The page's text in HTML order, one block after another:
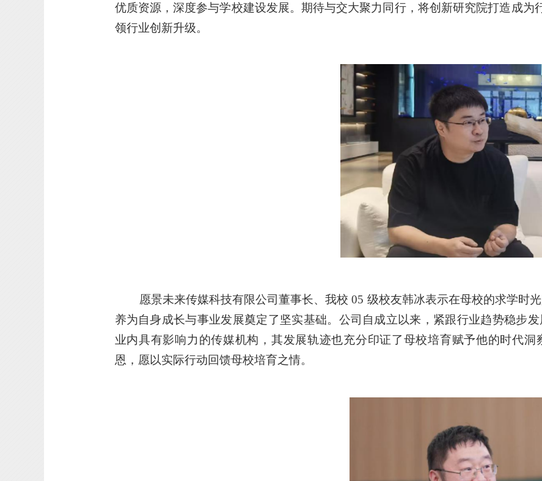
优质资源，深度参与学校建设发展。期待与交大聚力同行，将创新研究院打造成为
领行业创新升级。
愿景未来传媒科技有限公司董事长、我校 05 级校友韩冰表示在母校的求学时
养为自身成长与事业发展奠定了坚实基础。公司自成立以来，紧跟行业趋势稳步
业内具有影响力的传媒机构，其发展轨迹也充分印证了母校培育赋予他的时代
恩，愿以实际行动回馈母校培育之情。